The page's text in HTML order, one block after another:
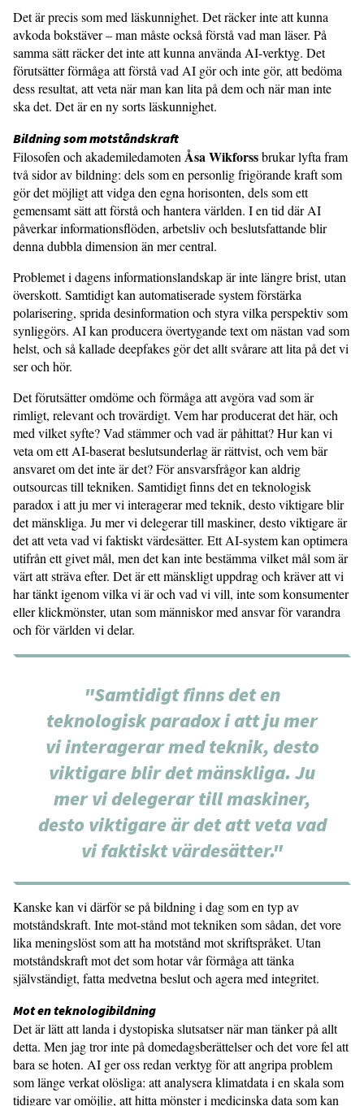
Det är precis som med läskunnighet. Det räcker inte att kunna
avkoda bokstäver – man måste också förstå vad man läser. På
samma sätt räcker det inte att kunna använda AI-verktyg. Det
förutsätter förmåga att förstå vad AI gör och inte gör, att bedöma
dess resultat, att veta när man kan lita på dem och när man inte
ska det. Det är en ny sorts läskunnighet.
Bildning som motståndskraft
Filosofen och akademiledamoten Åsa Wikforssbrukar lyfta fram
två sidor av bildning: dels som en personlig frigörande kraft som
gör det möjligt att vidga den egna horisonten, dels som ett
gemensamt sätt att förstå och hantera världen. I en tid där AI
påverkar informationsflöden, arbetsliv och beslutsfattande blir
denna dubbla dimension än mer central.
Problemet i dagens informationslandskap är inte längre brist, utan
överskott. Samtidigt kan automatiserade system förstärka
polarisering, sprida desinformation och styra vilka perspektiv som
synliggörs. AI kan producera övertygande text om nästan vad som
helst, och så kallade deepfakes gör det allt svårare att lita på det vi
ser och hör.
Det förutsätter omdöme och förmåga att avgöra vad som är
rimligt, relevant och trovärdigt. Vem har producerat det här, och
med vilket syfte? Vad stämmer och vad är påhittat? Hur kan vi
veta om ett AI-baserat beslutsunderlag är rättvist, och vem bär
ansvaret om det inte är det? För ansvarsfrågor kan aldrig
outsourcas till tekniken. Samtidigt finns det en teknologisk
paradox i att ju mer vi interagerar med teknik, desto viktigare blir
det mänskliga. Ju mer vi delegerar till maskiner, desto viktigare är
det att veta vad vi faktiskt värdesätter. Ett AI-system kan optimera
utifrån ett givet mål, men det kan inte bestämma vilket mål som är
värt att sträva efter. Det är ett mänskligt uppdrag och kräver att vi
har tänkt igenom vilka vi är och vad vi vill, inte som konsumenter
eller klickmönster, utan som människor med ansvar för varandra
och för världen vi delar.
"Samtidigt finns det en
teknologisk paradox i att ju mer
vi interagerar med teknik, desto
viktigare blir det mänskliga. Ju
mer vi delegerar till maskiner,
desto viktigare är det att veta vad
vi faktiskt värdesätter."
Kanske kan vi därför se på bildning i dag som en typ av
motståndskraft. Inte mot-stånd mot tekniken som sådan, det vore
lika meningslöst som att ha motstånd mot skriftspråket. Utan
motståndskraft mot det som hotar vår förmåga att tänka
självständigt, fatta medvetna beslut och agera med integritet.
Mot en teknologibildning
Det är lätt att landa i dystopiska slutsatser när man tänker på allt
detta. Men jag tror inte på domedagsberättelser och det vore fel att
bara se hoten. AI ger oss redan verktyg för att angripa problem
som länge verkat olösliga: att analysera klimatdata i en skala som
tidigare var omöjlig, att hitta mönster i medicinska data som kan